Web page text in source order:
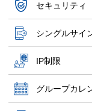
セキュリティ
シングルサイ
IP制限
グループカレ